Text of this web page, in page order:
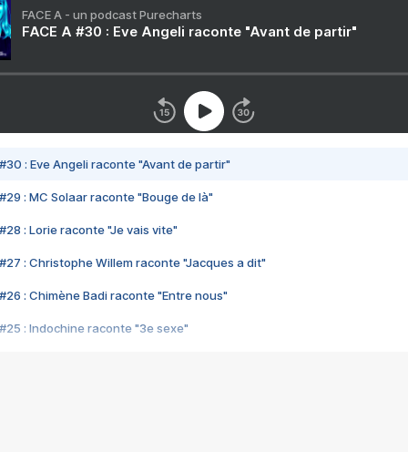
FACE A - un podcast Purecharts
FACE A #30 : Eve Angeli raconte "Avant de partir"
#30 : Eve Angeli raconte "Avant de partir"
#29 : MC Solaar raconte "Bouge de là"
#28 : Lorie raconte "Je vais vite"
#27 : Christophe Willem raconte "Jacques a dit"
#26 : Chimène Badi raconte "Entre nous"
#25 : Indochine raconte "3e sexe"